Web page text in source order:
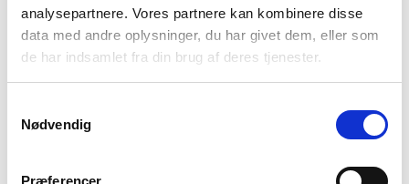
analysepartnere. Vores partnere kan kombinere disse
data med andre oplysninger, du har givet dem, eller som
de har indsamlet fra din brug af deres tjenester.
Nødvendig
Præferencer
Håndbagage regler: Hvad du må og ikke må
medbringe
27. marts 2025